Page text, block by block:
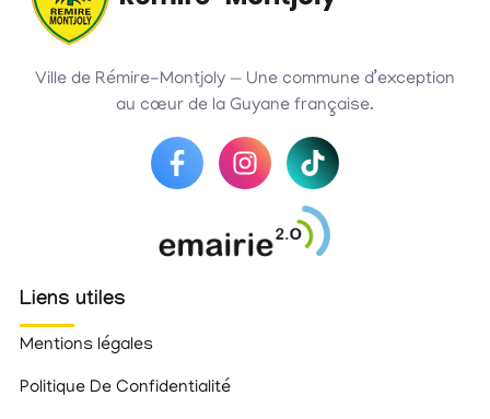
Ville de Rémire-Montjoly — Une commune d’exception
au cœur de la Guyane française.
Liens utiles
Mentions légales
Politique De Confidentialité